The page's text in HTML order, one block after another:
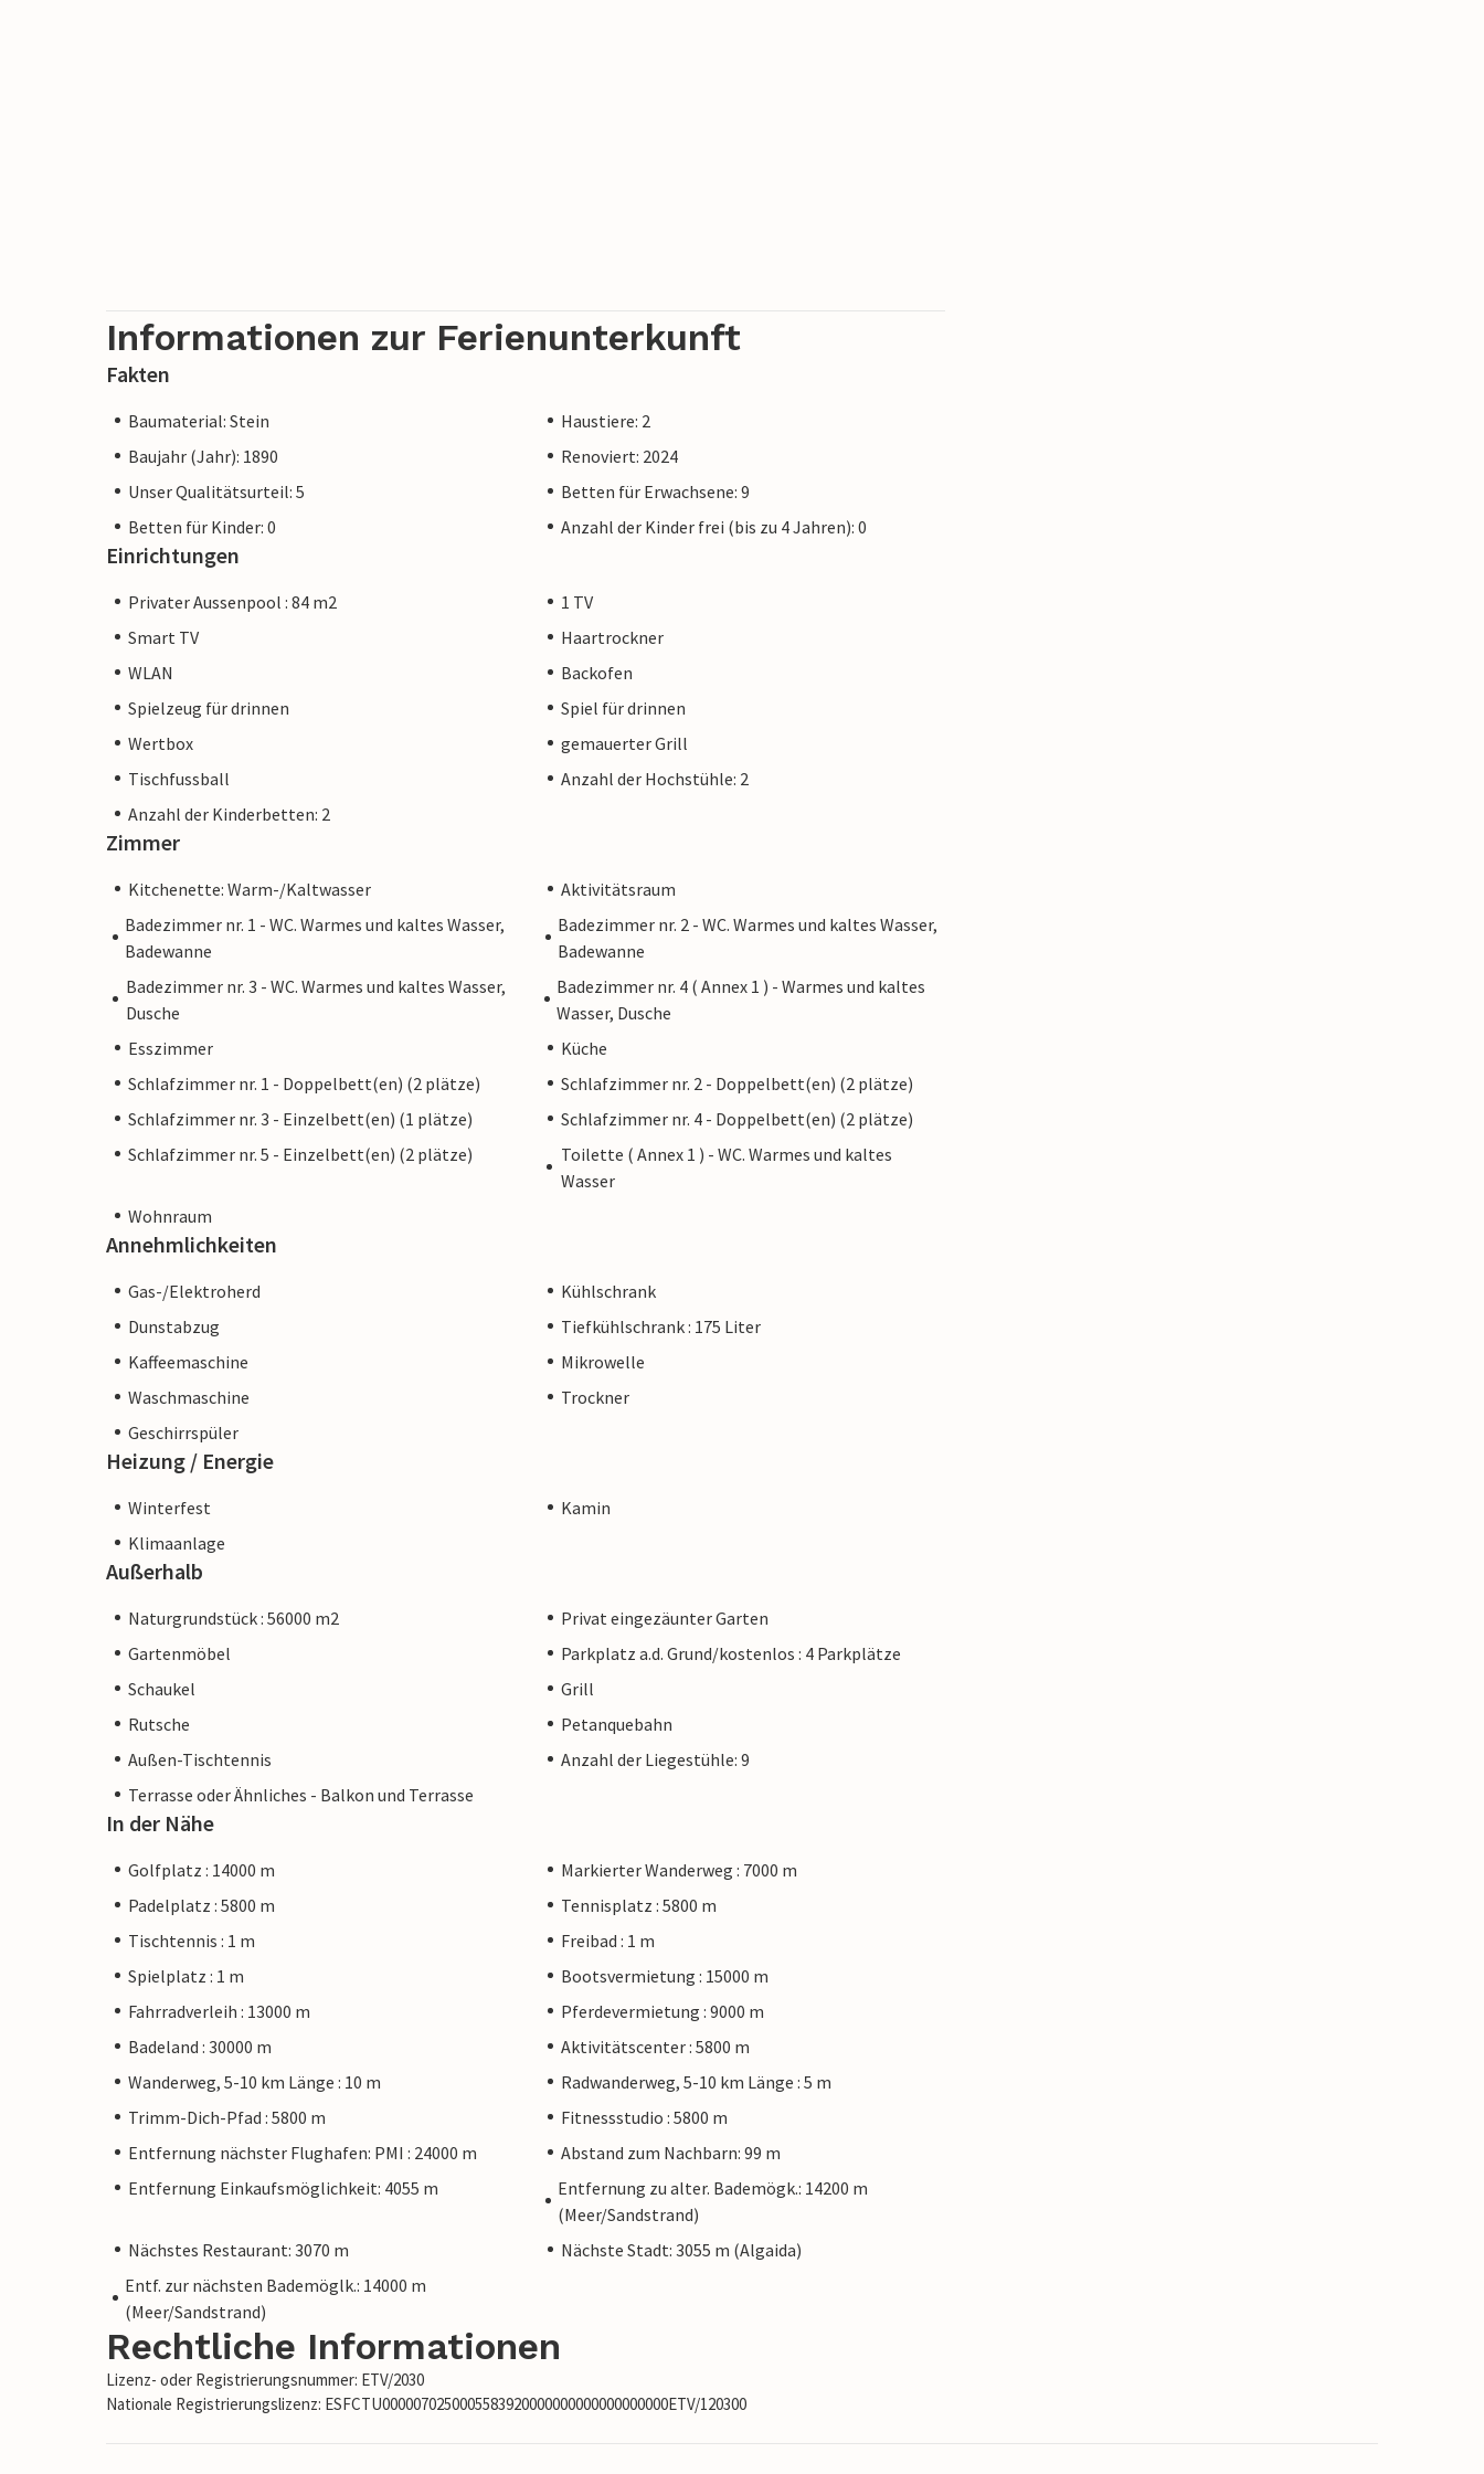
Informationen zur Ferienunterkunft
Fakten
Baumaterial: Stein
Haustiere: 2
Baujahr (Jahr): 1890
Renoviert: 2024
Unser Qualitätsurteil: 5
Betten für Erwachsene: 9
Betten für Kinder: 0
Anzahl der Kinder frei (bis zu 4 Jahren): 0
Einrichtungen
Privater Aussenpool : 84 m2
1 TV
Smart TV
Haartrockner
WLAN
Backofen
Spielzeug für drinnen
Spiel für drinnen
Wertbox
gemauerter Grill
Tischfussball
Anzahl der Hochstühle: 2
Anzahl der Kinderbetten: 2
Zimmer
Kitchenette: Warm-/Kaltwasser
Aktivitätsraum
Badezimmer nr. 1 - WC. Warmes und kaltes Wasser,
Badewanne
Badezimmer nr. 2 - WC. Warmes und kaltes Wasser,
Badewanne
Badezimmer nr. 3 - WC. Warmes und kaltes Wasser,
Dusche
Badezimmer nr. 4 ( Annex 1 ) - Warmes und kaltes
Wasser, Dusche
Esszimmer
Küche
Schlafzimmer nr. 1 - Doppelbett(en) (2 plätze)
Schlafzimmer nr. 2 - Doppelbett(en) (2 plätze)
Schlafzimmer nr. 3 - Einzelbett(en) (1 plätze)
Schlafzimmer nr. 4 - Doppelbett(en) (2 plätze)
Schlafzimmer nr. 5 - Einzelbett(en) (2 plätze)
Toilette ( Annex 1 ) - WC. Warmes und kaltes
Wasser
Wohnraum
Annehmlichkeiten
Gas-/Elektroherd
Kühlschrank
Dunstabzug
Tiefkühlschrank : 175 Liter
Kaffeemaschine
Mikrowelle
Waschmaschine
Trockner
Geschirrspüler
Heizung / Energie
Winterfest
Kamin
Klimaanlage
Außerhalb
Naturgrundstück : 56000 m2
Privat eingezäunter Garten
Gartenmöbel
Parkplatz a.d. Grund/kostenlos : 4 Parkplätze
Schaukel
Grill
Rutsche
Petanquebahn
Außen-Tischtennis
Anzahl der Liegestühle: 9
Terrasse oder Ähnliches - Balkon und Terrasse
In der Nähe
Golfplatz : 14000 m
Markierter Wanderweg : 7000 m
Padelplatz : 5800 m
Tennisplatz : 5800 m
Tischtennis : 1 m
Freibad : 1 m
Spielplatz : 1 m
Bootsvermietung : 15000 m
Fahrradverleih : 13000 m
Pferdevermietung : 9000 m
Badeland : 30000 m
Aktivitätscenter : 5800 m
Wanderweg, 5-10 km Länge : 10 m
Radwanderweg, 5-10 km Länge : 5 m
Trimm-Dich-Pfad : 5800 m
Fitnessstudio : 5800 m
Entfernung nächster Flughafen: PMI : 24000 m
Abstand zum Nachbarn: 99 m
Entfernung Einkaufsmöglichkeit: 4055 m
Entfernung zu alter. Bademögk.: 14200 m
(Meer/Sandstrand)
Nächstes Restaurant: 3070 m
Nächste Stadt: 3055 m (Algaida)
Entf. zur nächsten Bademöglk.: 14000 m
(Meer/Sandstrand)
Rechtliche Informationen
Lizenz- oder Registrierungsnummer: ETV/2030
Nationale Registrierungslizenz: ESFCTU0000070250005583920000000000000000000ETV/120300